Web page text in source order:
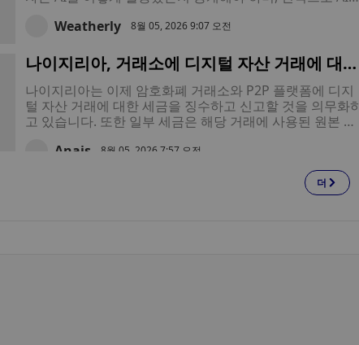
처벌을 받을 수 있다.
Weatherly 8월 05, 2026 9:07 오전
나이지리아, 거래소에 디지털 자산 거래에 대한
세금을 징수 및 납부하도록 의무화하는 포괄적
인 암호화폐 과세 규정을 도입
나이지리아는 이제 암호화폐 거래소와 P2P 플랫폼에 디지
털 자산 거래에 대한 세금을 징수하고 신고할 것을 의무화
고 있습니다. 또한 일부 세금은 해당 거래에 사용된 원본 암
Anais 8월 05, 2026 7:57 오전
AI를 동력으로 한 클라우드 붐에 힘입어 주가가
더